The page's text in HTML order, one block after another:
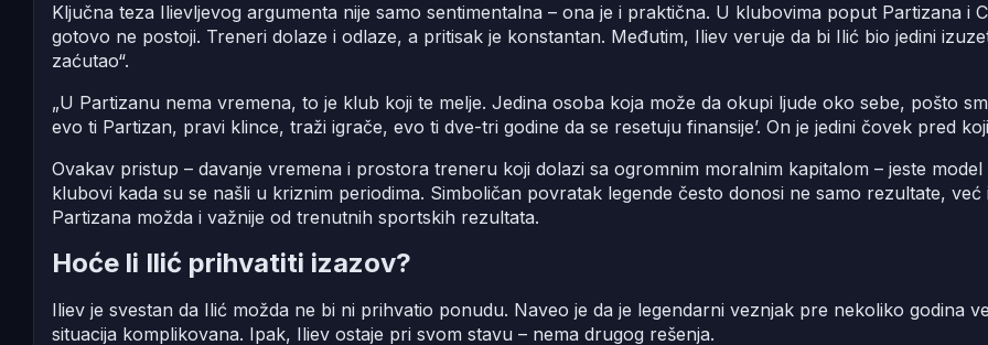
Ključna teza Ilievljevog argumenta nije samo sentimentalna – ona je i praktična. U klubovima poput Partizana i
gotovo ne postoji. Treneri dolaze i odlaze, a pritisak je konstantan. Međutim, Iliev veruje da bi Ilić bio jedini
zaćutao“.
„U Partizanu nema vremena, to je klub koji te melje. Jedina osoba koja može da okupi ljude oko sebe, pošto
evo ti Partizan, pravi klince, traži igrače, evo ti dve-tri godine da se resetuju finansije’. On je jedini čovek pred
Ovakav pristup – davanje vremena i prostora treneru koji dolazi sa ogromnim moralnim kapitalom – jeste
klubovi kada su se našli u kriznim periodima. Simboličan povratak legende često donosi ne samo rezultate,
Partizana možda i važnije od trenutnih sportskih rezultata.
Hoće li Ilić prihvatiti izazov?
Iliev je svestan da Ilić možda ne bi ni prihvatio ponudu. Naveo je da je legendarni veznjak pre nekoliko godina
situacija komplikovana. Ipak, Iliev ostaje pri svom stavu – nema drugog rešenja.